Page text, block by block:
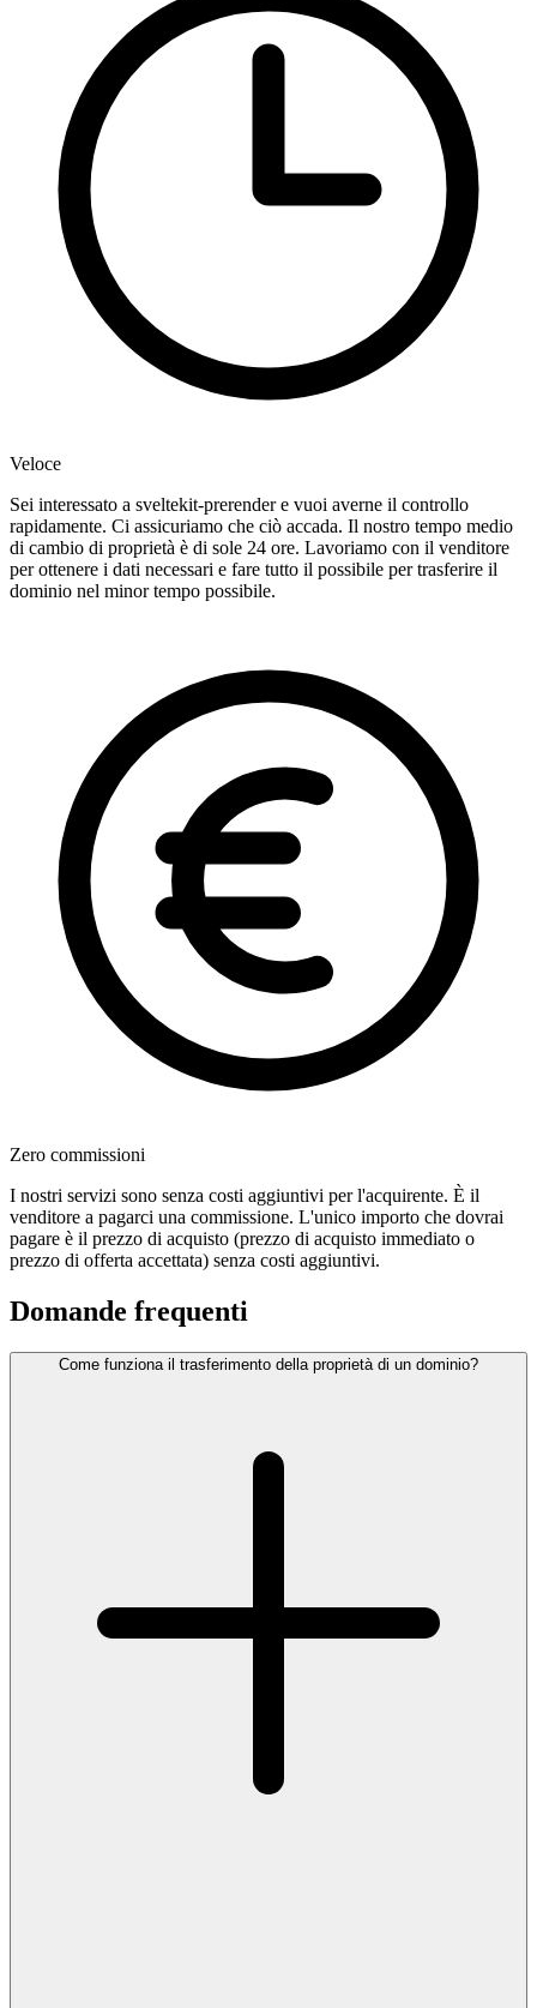
Veloce
Sei interessato a sveltekit-prerender e vuoi averne il controllo
rapidamente. Ci assicuriamo che ciò accada. Il nostro tempo medio
di cambio di proprietà è di sole 24 ore. Lavoriamo con il venditore
per ottenere i dati necessari e fare tutto il possibile per trasferire il
dominio nel minor tempo possibile.
Zero commissioni
I nostri servizi sono senza costi aggiuntivi per l'acquirente. È il
venditore a pagarci una commissione. L'unico importo che dovrai
pagare è il prezzo di acquisto (prezzo di acquisto immediato o
prezzo di offerta accettata) senza costi aggiuntivi.
Domande frequenti
Come funziona il trasferimento della proprietà di un dominio?